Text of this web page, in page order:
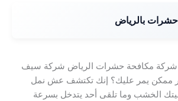
بالرياض
شركة مكافحة حشرات الرياض شركة سيف
ممكن يمر عليك؟ إنك تكتشف عش نمل
الخشب وما تلقى أحد يتدخل بسرعة